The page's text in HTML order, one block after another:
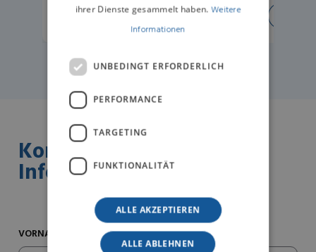
ERFAHREN SIE MEHR
Kontaktieren Sie uns für
Informationen
VORNAME*
ihrer Dienste gesammelt haben. Weitere
Informationen
UNBEDINGT ERFORDERLICH
PERFORMANCE
TARGETING
FUNKTIONALITÄT
ALLE AKZEPTIEREN
ALLE ABLEHNEN